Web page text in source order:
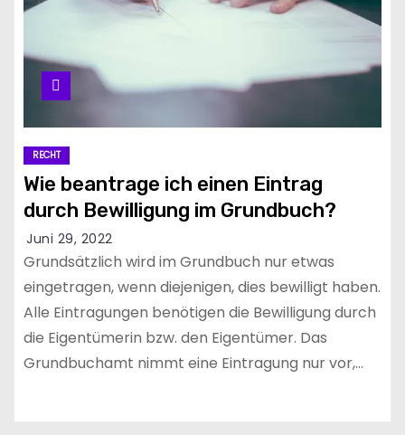
RECHT
Wie beantrage ich einen Eintrag
durch Bewilligung im Grundbuch?
Juni 29, 2022
Grundsätzlich wird im Grundbuch nur etwas
eingetragen, wenn diejenigen, dies bewilligt haben.
Alle Eintragungen benötigen die Bewilligung durch
die Eigentümerin bzw. den Eigentümer. Das
Grundbuchamt nimmt eine Eintragung nur vor,…